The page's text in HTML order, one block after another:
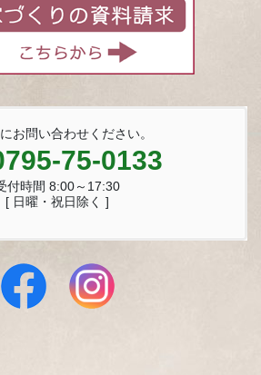
お問い合わせください。
75-0133
付時間 8:00～17:30
[ 日曜・祝日除く ]